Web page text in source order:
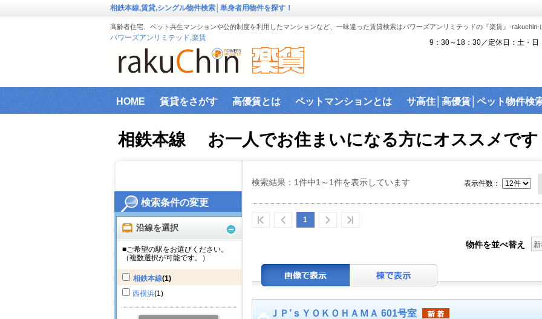
検索条件の変更
沿線を選択
■ご希望の駅をお選びください。
（複数選択が可能です。）
相鉄本線(1)
西横浜(1)
相鉄本線,賃貸,シングル物件検索│単身者用物件を探す！
高齢者住宅、ペット共生マンションや公的制度を利用したマンションなど、一味違った賃貸検索はパワーズアンリミテッドの『楽賃』-rakuchin-
パワーズアンリミテッド,楽賃
9：30～18：30／定休日：土・日
HOME 賃貸をさがす 高優賃とは ペットマンションとは サ高住│高優賃│ペット物件検
『楽賃』賃貸物件エリアから検索 『楽賃』賃貸物件沿線から検索
インターネット設備事前確認サービス│賃貸建物で利用可能なネットを調査！ 建物ライブラリ
横浜市高齢者向け地域優良賃貸住宅
相鉄本線 お一人でお住まいになる方にオススメです
検索結果：1件中1～1件を表示しています
1
表示件数：
物件を並べ替え
ＪＰ’ｓＹＯＫＯＨＡＭＡ 601号室